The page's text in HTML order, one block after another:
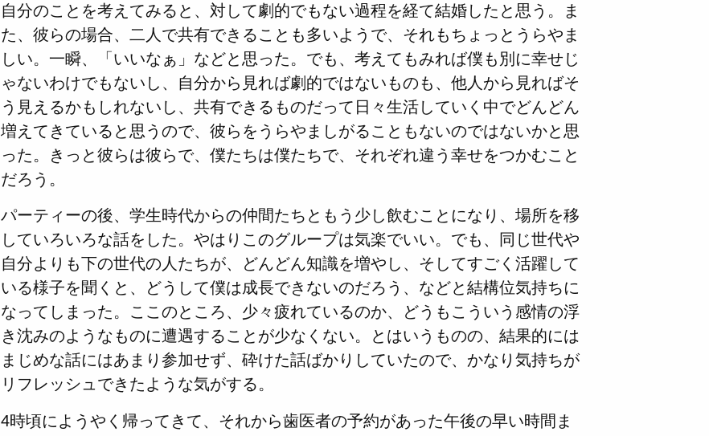
自分のことを考えてみると、対して劇的でもない過程を経て結婚したと思う。ま
た、彼らの場合、二人で共有できることも多いようで、それもちょっとうらやま
しい。一瞬、「いいなぁ」などと思った。でも、考えてもみれば僕も別に幸せじ
ゃないわけでもないし、自分から見れば劇的ではないものも、他人から見ればそ
う見えるかもしれないし、共有できるものだって日々生活していく中でどんどん
増えてきていると思うので、彼らをうらやましがることもないのではないかと思
った。きっと彼らは彼らで、僕たちは僕たちで、それぞれ違う幸せをつかむこと
だろう。
パーティーの後、学生時代からの仲間たちともう少し飲むことになり、場所を移
していろいろな話をした。やはりこのグループは気楽でいい。でも、同じ世代や
自分よりも下の世代の人たちが、どんどん知識を増やし、そしてすごく活躍して
いる様子を聞くと、どうして僕は成長できないのだろう、などと結構位気持ちに
なってしまった。ここのところ、少々疲れているのか、どうもこういう感情の浮
き沈みのようなものに遭遇することが少なくない。とはいうものの、結果的には
まじめな話にはあまり参加せず、砕けた話ばかりしていたので、かなり気持ちが
リフレッシュできたような気がする。
4時頃にようやく帰ってきて、それから歯医者の予約があった午後の早い時間ま